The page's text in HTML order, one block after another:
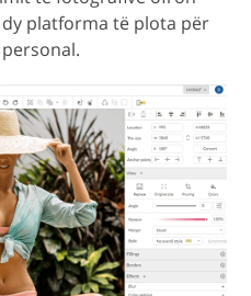
platforma të plota për